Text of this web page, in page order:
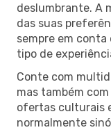
deslumbrante. A
das suas
sempre em conta
tipo de
Conte com
mas também
ofertas culturais
normalmente